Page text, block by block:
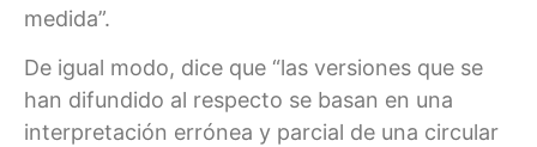
medida”.
De igual modo, dice que “las versiones que se
han difundido al respecto se basan en una
interpretación errónea y parcial de una circular